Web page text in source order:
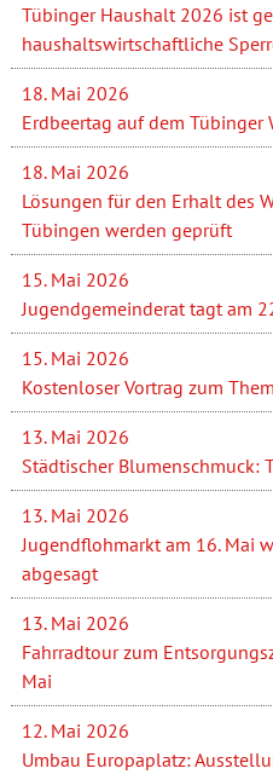
Tübinger Haushalt 2026 ist
haushaltswirtschaftliche
18. Mai 2026
Erdbeertag auf dem Tübinger
18. Mai 2026
Lösungen für den Erhalt des
Tübingen werden geprüft
15. Mai 2026
Jugendgemeinderat tagt am
15. Mai 2026
Kostenloser Vortrag zum
13. Mai 2026
Städtischer
13. Mai 2026
Jugendflohmarkt am 16. Mai
abgesagt
13. Mai 2026
Fahrradtour zum
Mai
12. Mai 2026
Umbau Europaplatz: